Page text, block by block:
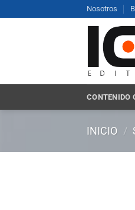
al
Nosotros
CONTENIDO
INICIO /